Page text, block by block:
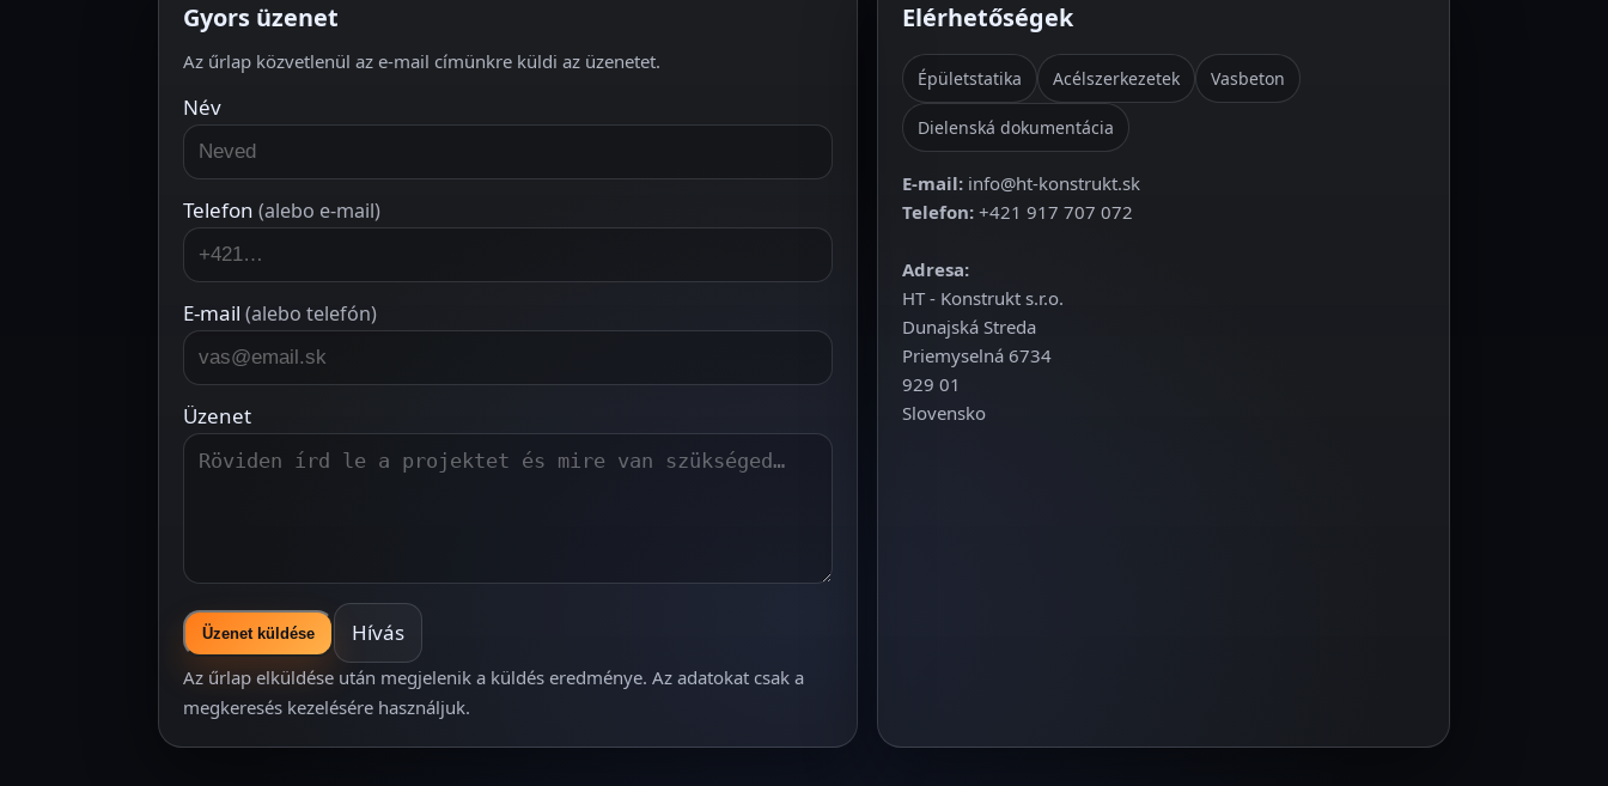
Gyors üzenet
Az űrlap közvetlenül az e-mail címünkre küldi az üzenetet.
Név
Telefon (alebo e-mail)
E-mail (alebo telefón)
Üzenet
Üzenet küldése Hívás
Az űrlap elküldése után megjelenik a küldés eredménye. Az adatokat csak a
megkeresés kezelésére használjuk.
Elérhetőségek
Épületstatika Acélszerkezetek Vasbeton
Dielenská dokumentácia
E‑mail: info@ht-konstrukt.sk
Telefon: +421 917 707 072
Adresa:
HT - Konstrukt s.r.o.
Dunajská Streda
Priemyselná 6734
929 01
Slovensko